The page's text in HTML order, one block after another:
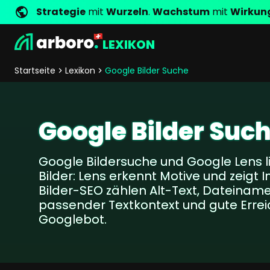
Strategie mit Wurzeln. Wachstum mit
LEXIKON
Entwicklung
Shopentwicklung
Online Marketing
SEO
SEA
Content
Social Media Marketing
Server-Side-Tracking
Newsletter-Marketing
Shop ErfolgsstorysShop Referenzen
ManagementUnternehmenswerte
Jobsarboro als ArbeitgeberCore Values
AnfrageStandorte
Startseite Lexikon Google Bilder Suche
Google Bilder
Google Bildersuche und Google Lens
Bilder: Lens erkennt Motive und zeigt
Bilder-SEO zählen Alt-Text,
passender Textkontext und gute
Googlebot.